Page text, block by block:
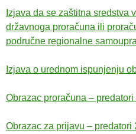
Izjava da se zaštitna sredstva
državnoga proračuna ili
područne regionalne
Izjava o urednom ispunjenju
Obrazac proračuna – predatori
Obrazac za prijavu – predatori